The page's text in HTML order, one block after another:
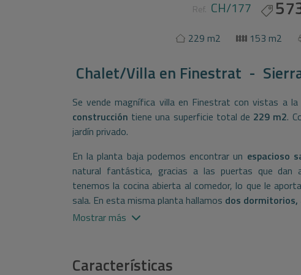
Ref. CH/177
229 m2 153 m2
Chalet/Villa en Finestrat -
Se vende magnífica villa en Finestrat con vistas a la
construcción tiene una superficie total de 229 m2.
jardín privado.
En la planta baja podemos encontrar un espacioso
natural fantástica, gracias a las puertas que dan
tenemos la cocina abierta al comedor, lo que le
sala. En esta misma planta hallamos dos dormitorios,
La primera planta está dedicada totalmente a la
ungaraje subterráneo
Mostrar más
Características